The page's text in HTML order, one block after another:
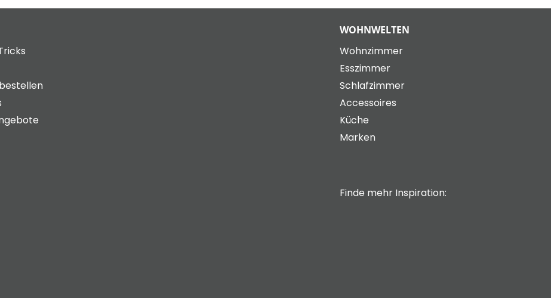
WOHNWELTEN
Wohnzimmer
Esszimmer
Schlafzimmer
Accessoires
Küche
Marken
Finde mehr Inspiration: